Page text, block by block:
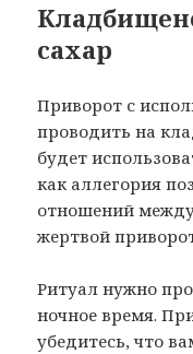
сахар
Приворот с
проводить на
будет
как аллегория
отношений
жертвой
Ритуал нужно
ночное время.
убедитесь, что